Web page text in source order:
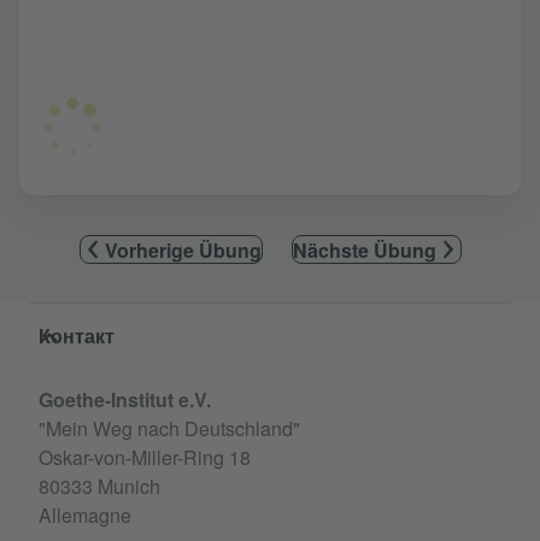
Vorherige Übung Nächste Übung
Service- und Informationsbereich
Контакт
Goethe-Institut e.V.
"Mein Weg nach Deutschland"
Oskar-von-Miller-Ring 18
80333 Munich
Allemagne